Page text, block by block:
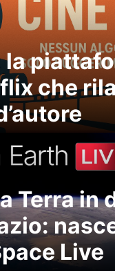
la
che
Terra in
Live